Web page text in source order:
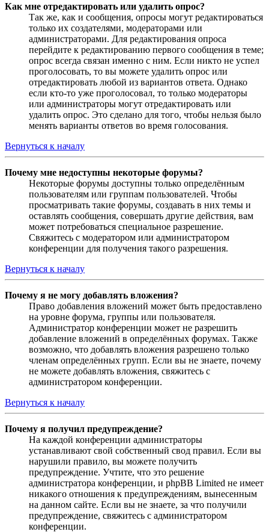
Как мне отредактировать или удалить опрос?
Так же, как и сообщения, опросы могут редактироваться
только их создателями, модераторами или
администраторами. Для редактирования опроса
перейдите к редактированию первого сообщения в теме;
опрос всегда связан именно с ним. Если никто не успел
проголосовать, то вы можете удалить опрос или
отредактировать любой из вариантов ответа. Однако
если кто-то уже проголосовал, то только модераторы
или администраторы могут отредактировать или
удалить опрос. Это сделано для того, чтобы нельзя было
менять варианты ответов во время голосования.
Вернуться к началу
Почему мне недоступны некоторые форумы?
Некоторые форумы доступны только определённым
пользователям или группам пользователей. Чтобы
просматривать такие форумы, создавать в них темы и
оставлять сообщения, совершать другие действия, вам
может потребоваться специальное разрешение.
Свяжитесь с модератором или администратором
конференции для получения такого разрешения.
Вернуться к началу
Почему я не могу добавлять вложения?
Право добавления вложений может быть предоставлено
на уровне форума, группы или пользователя.
Администратор конференции может не разрешить
добавление вложений в определённых форумах. Также
возможно, что добавлять вложения разрешено только
членам определённых групп. Если вы не знаете, почему
не можете добавлять вложения, свяжитесь с
администратором конференции.
Вернуться к началу
Почему я получил предупреждение?
На каждой конференции администраторы
устанавливают свой собственный свод правил. Если вы
нарушили правило, вы можете получить
предупреждение. Учтите, что это решение
администратора конференции, и phpBB Limited не имеет
никакого отношения к предупреждениям, вынесенным
на данном сайте. Если вы не знаете, за что получили
предупреждение, свяжитесь с администратором
конференции.